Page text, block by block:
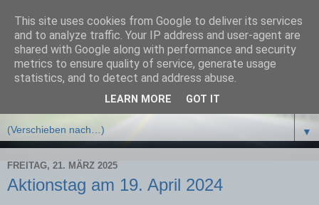
Bürgerinitiative Schützt
Potsdam e.V.
▼
FREITAG, 21. MÄRZ 2025
Aktionstag am 19. April 2024
This site uses cookies from Google to deliver its services
and to analyze traffic. Your IP address and user-agent are
shared with Google along with performance and security
metrics to ensure quality of service, generate usage
statistics, and to detect and address abuse.
LEARN MORE GOT IT